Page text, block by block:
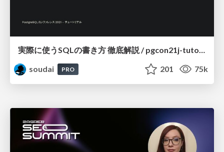
soudai
PRO 201 75k